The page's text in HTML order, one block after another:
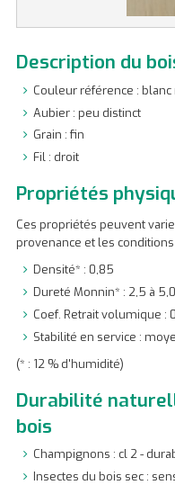
Description du
Couleur référence :
Aubier : peu distinct
Grain : fin
Fil : droit
Propriétés
Ces propriétés peuvent
provenance et les
Densité* : 0,85
Dureté Monnin* : 2,5 à 5,0
Coef. Retrait volumique :
Stabilité en service :
(* : 12 % d'humidité)
Durabilité
bois
Champignons : cl 2 -
Insectes du bois sec :